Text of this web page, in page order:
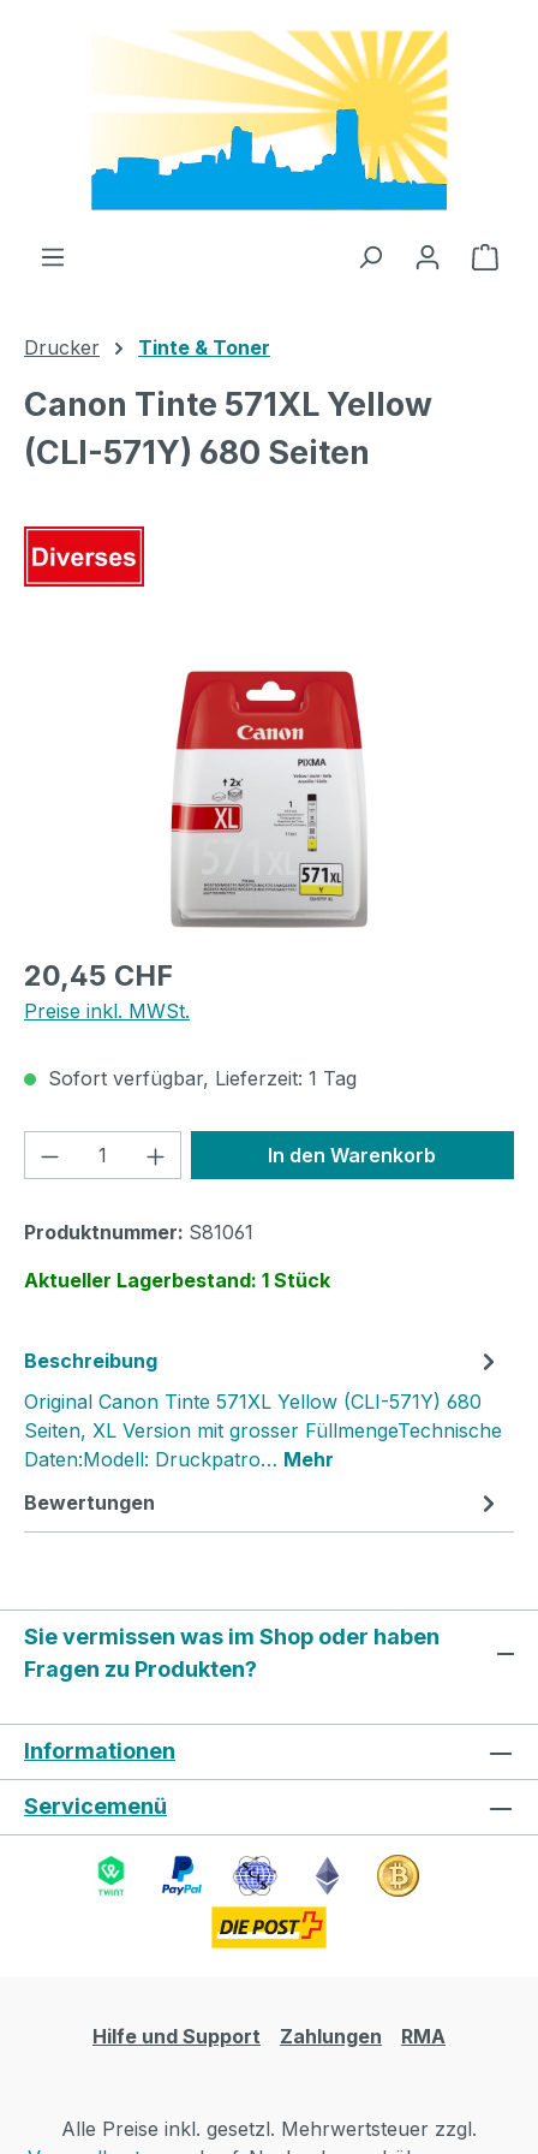
Zum Hauptinhalt springen
Drucker Tinte & Toner
Canon Tinte 571XL Yellow
(CLI-571Y) 680 Seiten
Regulärer Preis:
20,45 CHF
Preise inkl. MWSt.
Sofort verfügbar, Lieferzeit: 1 Tag
Produkt Anzahl: Gib denIn den Warenkorb
Produktnummer: S81061
Aktueller Lagerbestand: 1 Stück
Beschreibung
Original Canon Tinte 571XL Yellow (CLI-571Y) 680
Seiten, XL Version mit grosser FüllmengeTechnische
Daten:Modell: Druckpatro… Mehr
Bewertungen
Sie vermissen was im Shop oder haben
Fragen zu Produkten?
Informationen
Servicemenü
Hilfe und Support Zahlungen RMA
Alle Preise inkl. gesetzl. Mehrwertsteuer zzgl.